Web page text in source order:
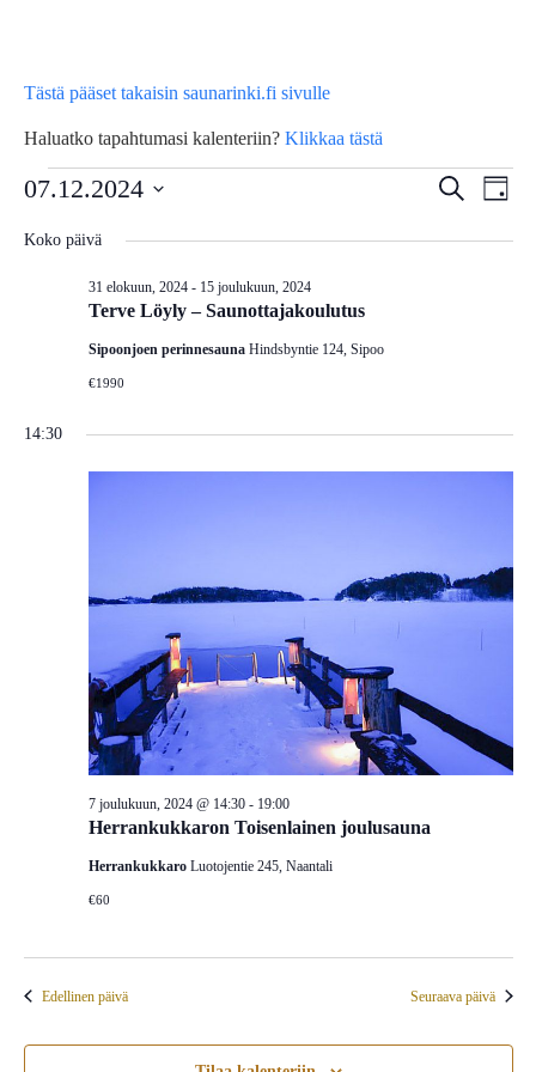
Tästä pääset takaisin saunarinki.fi sivulle
Haluatko tapahtumasi kalenteriin? Klikkaa tästä
Tapahtumat
for
joulukuun,
2024
Etsi
Päivä
07.12.2024
Koko päivä
Terve Löyly – Saunottajakoulutus
31 elokuun, 2024- 15 joulukuun, 2024
Sipoonjoen perinnesauna Hindsbyntie 124, Sipoo
€1990
14:30
Herrankukkaron Toisenlainen joulusauna
7 joulukuun, 2024 @ 14:30- 19:00
Herrankukkaro Luotojentie 245, Naantali
€60
Edellinen päivä Seuraava päivä